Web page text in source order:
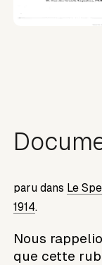
paru dans Le
1914.
Nous
que cette